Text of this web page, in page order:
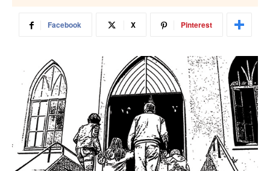
Facebook X Pinterest